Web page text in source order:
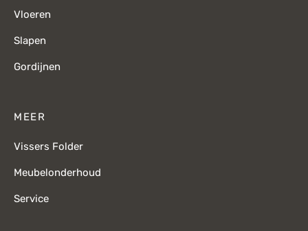
Vloeren
Slapen
Gordijnen
MEER
Vissers Folder
Meubelonderhoud
Service